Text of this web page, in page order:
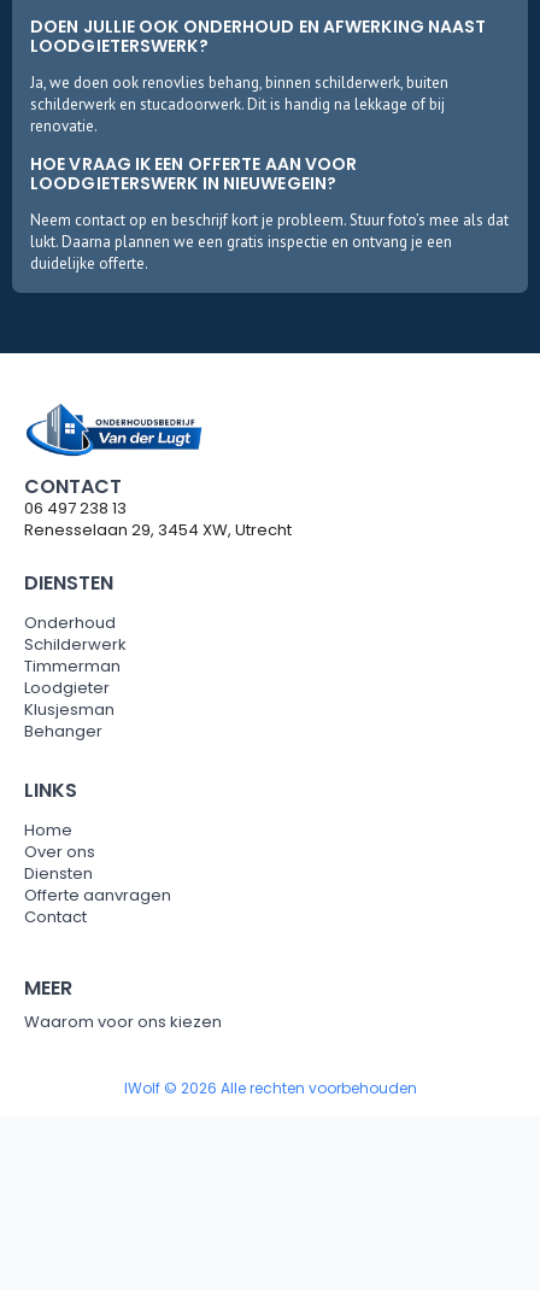
DOEN JULLIE OOK ONDERHOUD EN AFWERKING NAAST
LOODGIETERSWERK?
Ja, we doen ook renovlies behang, binnen schilderwerk, buiten
schilderwerk en stucadoorwerk. Dit is handig na lekkage of bij
renovatie.
HOE VRAAG IK EEN OFFERTE AAN VOOR
LOODGIETERSWERK IN NIEUWEGEIN?
Neem contact op en beschrijf kort je probleem. Stuur foto’s mee als dat
lukt. Daarna plannen we een gratis inspectie en ontvang je een
duidelijke offerte.
CONTACT
06 497 238 13
Renesselaan 29, 3454 XW, Utrecht
DIENSTEN
Onderhoud
Schilderwerk
Timmerman
Loodgieter
Klusjesman
Behanger
LINKS
Home
Over ons
Diensten
Offerte aanvragen
Contact
MEER
Waarom voor ons kiezen
IWolf © 2026 Alle rechten voorbehouden